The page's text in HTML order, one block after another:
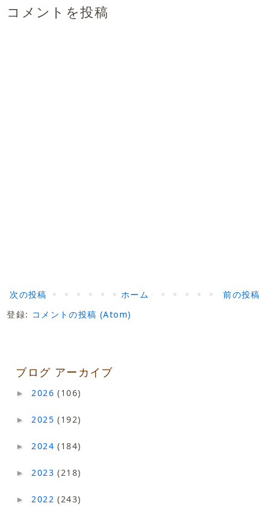
コメントを投稿
次の投稿 前の投稿
ホーム
登録: コメントの投稿 (Atom)
ブログ アーカイブ
►2026(106)
►2025(192)
►2024(184)
►2023(218)
►2022(243)